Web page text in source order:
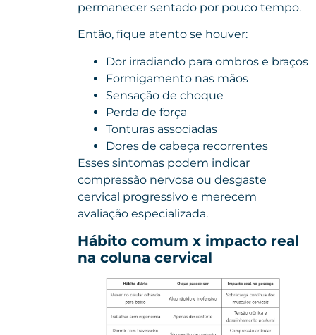
permanecer sentado por pouco tempo.
Então, fique atento se houver:
Dor irradiando para ombros e braços
Formigamento nas mãos
Sensação de choque
Perda de força
Tonturas associadas
Dores de cabeça recorrentes
Esses sintomas podem indicar
compressão nervosa ou desgaste
cervical progressivo e merecem
avaliação especializada.
Hábito comum x impacto real
na coluna cervical